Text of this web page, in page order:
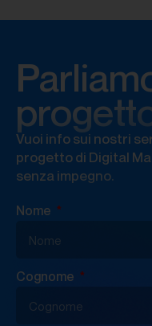
Vuoi info sui nostri
progetto di Digital
senza impegno.
Nome
Cognome